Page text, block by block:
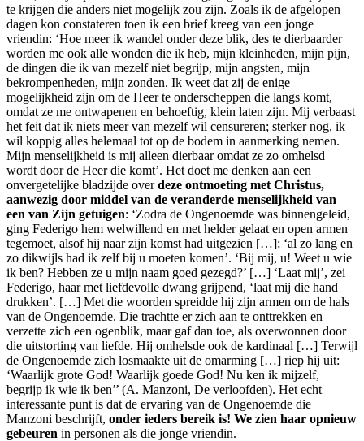
te krijgen die anders niet mogelijk zou zijn. Zoals ik de afgelopen
dagen kon constateren toen ik een brief kreeg van een jonge
vriendin: ‘Hoe meer ik wandel onder deze blik, des te dierbaarder
worden me ook alle wonden die ik heb, mijn kleinheden, mijn pijn,
de dingen die ik van mezelf niet begrijp, mijn angsten, mijn
bekrompenheden, mijn zonden. Ik weet dat zij de enige
mogelijkheid zijn om de Heer te onderscheppen die langs komt,
omdat ze me ontwapenen en behoeftig, klein laten zijn. Mij verbaast
het feit dat ik niets meer van mezelf wil censureren; sterker nog, ik
wil koppig alles helemaal tot op de bodem in aanmerking nemen.
Mijn menselijkheid is mij alleen dierbaar omdat ze zo omhelsd
wordt door de Heer die komt’. Het doet me denken aan een
onvergetelijke bladzijde overdeze ontmoeting met Christus,
aanwezig door middel van de veranderde menselijkheid van
een van Zijn getuigen: ‘Zodra de Ongenoemde was binnengeleid,
ging Federigo hem welwillend en met helder gelaat en open armen
tegemoet, alsof hij naar zijn komst had uitgezien […]; ‘al zo lang en
zo dikwijls had ik zelf bij u moeten komen’. ‘Bij mij, u! Weet u wie
ik ben? Hebben ze u mijn naam goed gezegd?’ […] ‘Laat mij’, zei
Federigo, haar met liefdevolle dwang grijpend, ‘laat mij die hand
drukken’. […] Met die woorden spreidde hij zijn armen om de hals
van de Ongenoemde. Die trachtte er zich aan te onttrekken en
verzette zich een ogenblik, maar gaf dan toe, als overwonnen door
die uitstorting van liefde. Hij omhelsde ook de kardinaal […] Terwijl
de Ongenoemde zich losmaakte uit de omarming […] riep hij uit:
‘Waarlijk grote God! Waarlijk goede God! Nu ken ik mijzelf,
begrijp ik wie ik ben’’ (A. Manzoni, De verloofden). Het echt
interessante punt is dat de ervaring van de Ongenoemde die
Manzoni beschrijft, onder ieders bereik is! We zien haar opnieuw
gebeuren in personen als die jonge vriendin.